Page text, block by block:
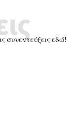
συνεντεύξεις εδώ!